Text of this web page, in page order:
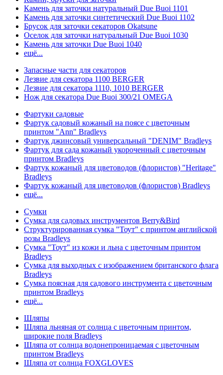
Камень для заточки натуральный Due Buoi 1101
Камень для заточки синтетический Due Buoi 1102
Брусок для заточки секаторов Okatsune
Оселок для заточки натуральный Due Buoi 1030
Камень для заточки Due Buoi 1040
ещё...
Запасные части для секаторов
Лезвие для секатора 1100 BERGER
Лезвие для секатора 1110, 1010 BERGER
Нож для секатора Due Buoi 300/21 OMEGA
Фартуки садовые
Фартук садовый кожаный на поясе с цветочным
принтом "Ann" Bradleys
Фартук джинсовый универсальный "DENIM" Bradleys
Фартук для сада кожаный укороченный с цветочным
принтом Bradleys
Фартук кожаный для цветоводов (флористов) "Heritage"
Bradleys
Фартук кожаный для цветоводов (флористов) Bradleys
ещё...
Сумки
Сумка для садовых инструментов Berry&Bird
Структурированная сумка "Тоут" с принтом английской
розы Bradleys
Сумка "Тоут" из кожи и льна с цветочным принтом
Bradleys
Сумка для выходных с изображением британского флага
Bradleys
Сумка поясная для садового инструмента с цветочным
принтом Bradleys
ещё...
Шляпы
Шляпа льняная от солнца с цветочным принтом,
широкие поля Bradleys
Шляпа от солнца водонепроницаемая с цветочным
принтом Bradleys
Шляпа от солнца FOXGLOVES